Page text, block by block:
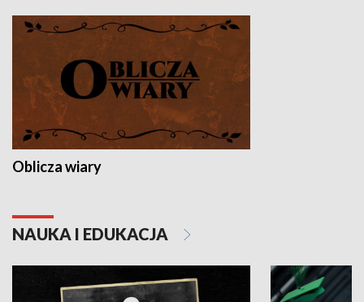
Oblicza wiary
NAUKA I EDUKACJA